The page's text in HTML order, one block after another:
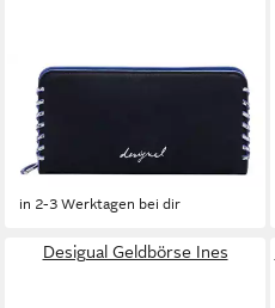
DESIGUAL
Geldbörse Capsule Tiny
Fiona Long Wallet
38,85 € 59,95 €
-35%
in 2-3 Werktagen bei dir
Desigual Geldbörse Ines